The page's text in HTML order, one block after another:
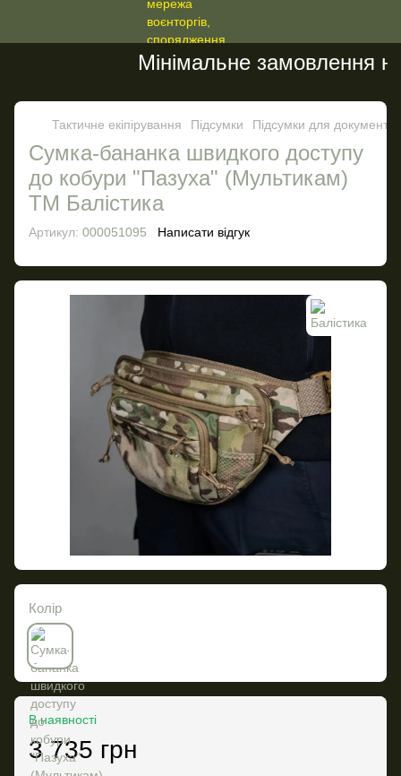
Мінімальне замовлення на
Тактичне екіпірування Підсумки Підсумки для документів
Сумка-бананка швидкого доступу
до кобури "Пазуха" (Мультикам)
ТМ Балістика
Артикул: 000051095 Написати відгук
Колір
В наявності
3 735 грн